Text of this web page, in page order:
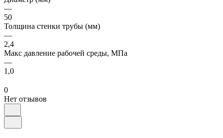
—
50
Толщина стенки трубы (мм)
—
2,4
Макс давление рабочей среды, МПа
—
1,0
0
Нет отзывов